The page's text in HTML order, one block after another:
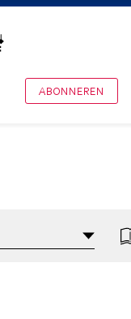
ABONNEREN